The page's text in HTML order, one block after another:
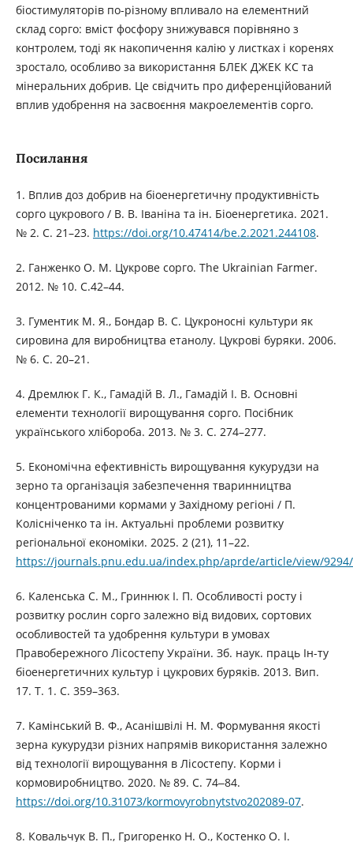
біостимуляторів по-різному впливало на елементний
склад сорго: вміст фосфору знижувався порівняно з
контролем, тоді як накопичення калію у листках і коренях
зростало, особливо за використання БЛЕК ДЖЕК КС та
мінеральних добрив. Це свідчить про диференційований
вплив удобрення на засвоєння макроелементів сорго.
Посилання
1. Вплив доз добрив на біоенергетичну продуктивність
сорго цукрового / В. В. Іваніна та ін. Біоенергетика. 2021.
№ 2. С. 21–23. https://doi.org/10.47414/be.2.2021.244108.
2. Ганженко О. М. Цукрове сорго. The Ukrainian Farmer.
2012. № 10. С.42–44.
3. Гументик М. Я., Бондар В. С. Цукроносні культури як
сировина для виробництва етанолу. Цукрові буряки. 2006.
№ 6. С. 20–21.
4. Дремлюк Г. К., Гамадій В. Л., Гамадій І. В. Основні
елементи технології вирощування сорго. Посібник
українського хлібороба. 2013. № 3. С. 274–277.
5. Економічна ефективність вирощування кукурудзи на
зерно та організація забезпечення тваринництва
концентрованими кормами у Західному регіоні / П.
Колісніченко та ін. Актуальні проблеми розвитку
регіональної економіки. 2025. 2 (21), 11–22.
https://journals.pnu.edu.ua/index.php/aprde/article/view/
6. Каленська С. М., Гриннюк І. П. Особливості росту і
розвитку рослин сорго залежно від видових, сортових
особливостей та удобрення культури в умовах
Правобережного Лісостепу України. Зб. наук. праць Ін-ту
біоенергетичних культур і цукрових буряків. 2013. Вип.
17. Т. 1. C. 359–363.
7. Камінський В. Ф., Асанішвілі Н. М. Формування якості
зерна кукурудзи різних напрямів використання залежно
від технології вирощування в Лісостепу. Корми і
кормовиробництво. 2020. № 89. С. 74‒84.
https://doi.org/10.31073/kormovyrobnytstvo202089-07.
8. Ковальчук В. П., Григоренко Н. О., Костенко О. І.